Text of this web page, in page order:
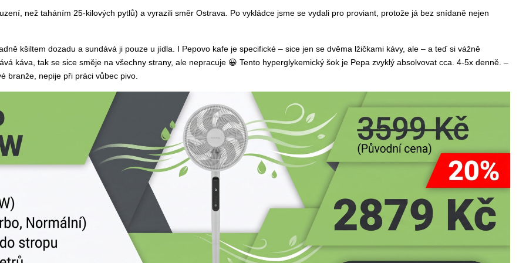
než taháním 25-kilových pytlů) a vyrazili směr Ostrava. Po vykládce jsme se vydali pro proviant, protože já bez snídaně nejen
kšiltem dozadu a sundává ji pouze u jídla. I Pepovo kafe je specifické – sice jen se dvěma lžičkami kávy, ale – a teď si vážně
káva, tak se sice směje na všechny strany, ale nepracuje 😀 Tento hyperglykemický šok je Pepa zvyklý absolvovat cca. 4-5x denně. –
branže, nepije při práci vůbec pivo.